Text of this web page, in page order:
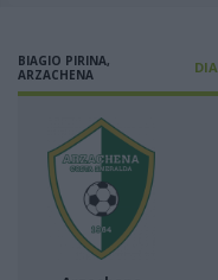
BIAGIO PIRINA,
ARZACHENA